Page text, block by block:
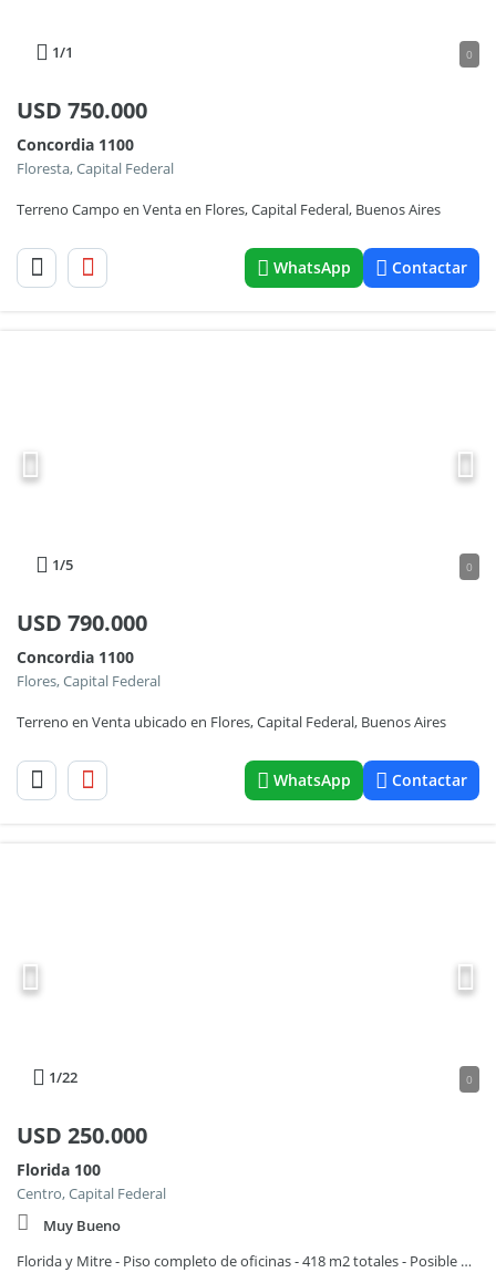
1/1 0
USD 750.000
Concordia 1100
Floresta, Capital Federal
Terreno Campo en Venta en Flores, Capital Federal, Buenos Aires
WhatsApp Contactar
1/5 0
USD 790.000
Concordia 1100
Flores, Capital Federal
Terreno en Venta ubicado en Flores, Capital Federal, Buenos Aires
WhatsApp Contactar
1/22 0
USD 250.000
Florida 100
Centro, Capital Federal
Muy Bueno
Florida y Mitre - Piso completo de oficinas - 418 m2 totales - Posible Planta Libre